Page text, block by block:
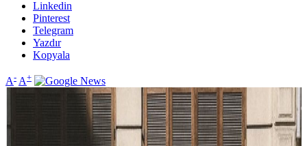
Linkedin
Pinterest
Telegram
Yazdır
Kopyala
A- A+